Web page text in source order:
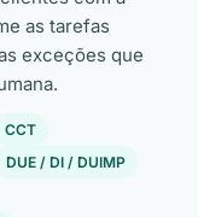
as tarefas
exceções que
CCT
DUE / DI / DUIMP